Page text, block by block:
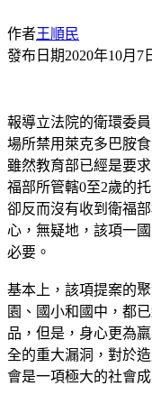
作者王順民
發布日期2020年10月7
報導立法院的衛環委
場所禁用萊克多巴胺
雖然教育部已經是要
福部所管轄0至2歲的
卻反而沒有收到衛福
心，無疑地，該項一
必要。
基本上，該項提案的
園、國小和國中，都
品，但是，身心更為
全的重大漏洞，對於
會是一項極大的社會成